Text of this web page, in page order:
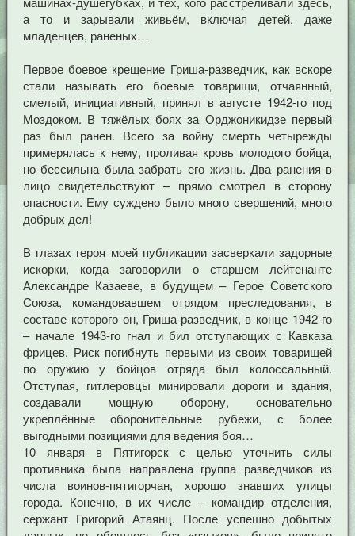
а то и зарывали живьём, включая детей, даже
младенцев, раненых…
Первое боевое крещение Гриша-разведчик, как вскоре
стали называть его боевые товарищи, отчаянный,
смелый, инициативный, принял в августе 1942-го под
Моздоком. В тяжёлых боях за Орджоникидзе первый
раз был ранен. Всего за войну смерть четырежды
примерялась к нему, проливая кровь молодого бойца,
но бессильна была забрать его жизнь. Два ранения в
лицо свидетельствуют – прямо смотрел в сторону
опасности. Ему суждено было много свершений, много
добрых дел!
В глазах героя моей публикации засверкали задорные
искорки, когда заговорили о старшем лейтенанте
Александре Казаеве, в будущем – Герое Советского
Союза, командовавшем отрядом преследования, в
составе которого он, Гриша-разведчик, в конце 1942-го
– начале 1943-го гнал и бил отступающих с Кавказа
фрицев. Риск погибнуть первыми из своих товарищей
по оружию у бойцов отряда был колоссальный.
Отступая, гитлеровцы минировали дороги и здания,
создавали мощную оборону, основательно
укреплённые оборонительные рубежи, с более
выгодными позициями для ведения боя…
10 января в Пятигорск с целью уточнить силы
противника была направлена группа разведчиков из
числа воинов-пятигорчан, хорошо знавших улицы
города. Конечно, в их числе – командир отделения,
сержант Григорий Атаянц. После успешно добытых